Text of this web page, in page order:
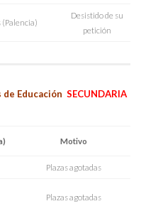
Desistido de su
petición
Educación SECUNDARIA
Motivo
Plazas agotadas
Plazas agotadas